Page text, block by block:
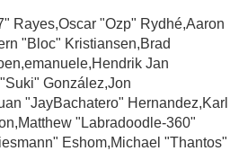
Rayes,Oscar "Ozp" Rydhé,Aaron
"Bloc" Kristiansen,Brad
Jan
González,Jon
"JayBachatero" Hernandez,Karl
"Labradoodle-360"
Eshom,Michael "Thantos"